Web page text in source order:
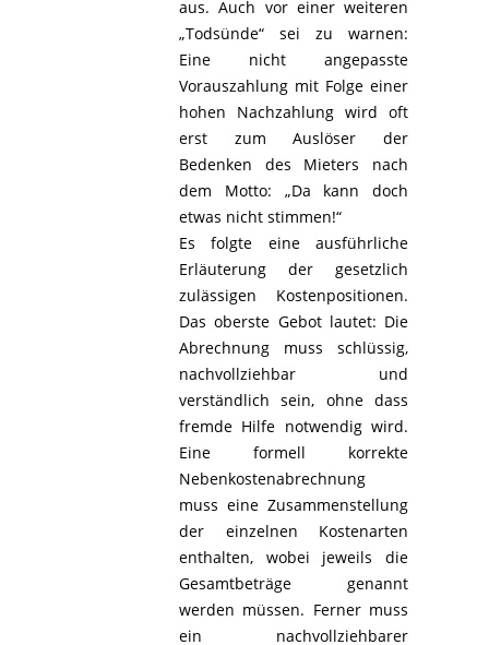
aus. Auch vor einer weiteren
„Todsünde“ sei zu warnen:
Eine nicht angepasste
Vorauszahlung mit Folge einer
hohen Nachzahlung wird oft
erst zum Auslöser der
Bedenken des Mieters nach
dem Motto: „Da kann doch
etwas nicht stimmen!“
Es folgte eine ausführliche
Erläuterung der gesetzlich
zulässigen Kostenpositionen.
Das oberste Gebot lautet: Die
Abrechnung muss schlüssig,
nachvollziehbar und
verständlich sein, ohne dass
fremde Hilfe notwendig wird.
Eine formell korrekte
Nebenkostenabrechnung
muss eine Zusammenstellung
der einzelnen Kostenarten
enthalten, wobei jeweils die
Gesamtbeträge genannt
werden müssen. Ferner muss
ein nachvollziehbarer